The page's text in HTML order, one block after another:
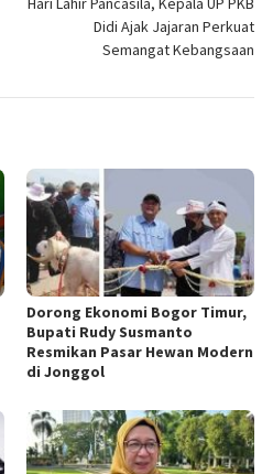
Didi Ajak Jajaran Perkuat
Semangat Kebangsaan
Dorong Ekonomi Bogor Timur,
Bupati Rudy Susmanto
Resmikan Pasar Hewan Modern
di Jonggol